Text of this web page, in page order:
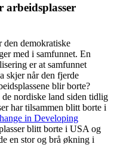
demokratiske
med i samfunnet. En
er at samfunnet
skjer når den fjerde
blir borte?
nordiske land siden tidlig
har tilsammen blitt borte i
in Developing
blitt borte i USA og
en stor og brå økning i